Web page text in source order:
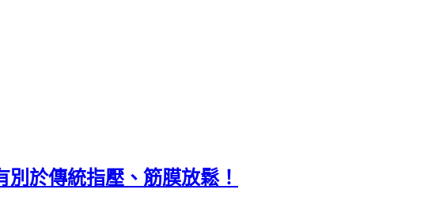
於傳統指壓、筋膜放鬆！